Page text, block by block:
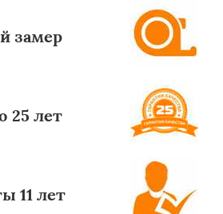
замер
25 лет
11 лет